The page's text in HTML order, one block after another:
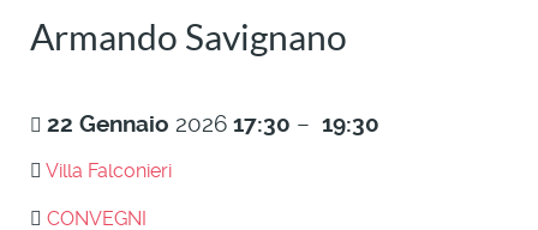
Armando Savignano
22 Gennaio 2026 17:30 – 19:30
Villa Falconieri
CONVEGNI